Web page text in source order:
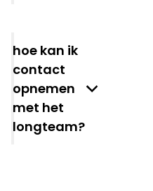
Hoe kan ik
contact
opnemen
met het
longteam?